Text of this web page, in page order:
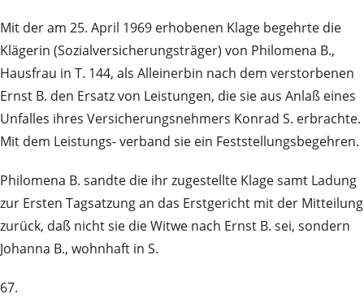
Mit der am 25. April 1969 erhobenen Klage begehrte die
Klägerin (Sozialversicherungsträger) von Philomena B.,
Hausfrau in T. 144, als Alleinerbin nach dem verstorbenen
Ernst B. den Ersatz von Leistungen, die sie aus Anlaß eines
Unfalles ihres Versicherungsnehmers Konrad S. erbrachte.
Mit dem Leistungs- verband sie ein Feststellungsbegehren.
Philomena B. sandte die ihr zugestellte Klage samt Ladung
zur Ersten Tagsatzung an das Erstgericht mit der Mitteilung
zurück, daß nicht sie die Witwe nach Ernst B. sei, sondern
Johanna B., wohnhaft in S.
67.